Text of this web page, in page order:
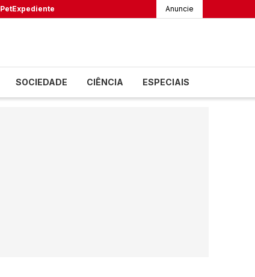
PetExpediente Anuncie
SOCIEDADE CIÊNCIA ESPECIAIS